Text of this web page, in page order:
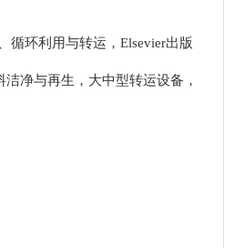
循环利用与转运，Elsevier出版
净与再生，大中型转运设备，